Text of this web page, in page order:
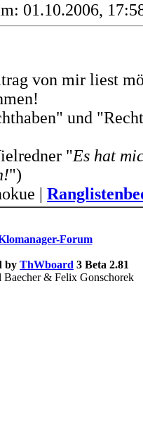
01.10.2006,
von mir liest
und
"Es hat
")
|
Forum
by ThWboard 3 Beta 2.81
& Felix Gonschorek